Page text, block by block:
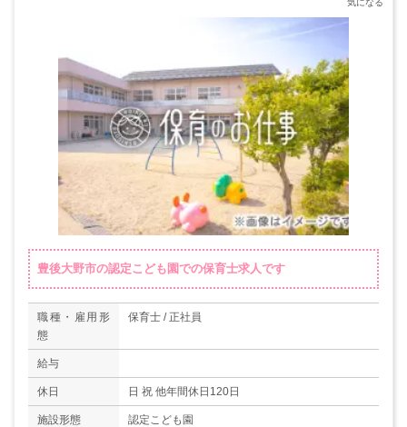
豊後大野市の認定こども園での保育士求人です
職種・雇用形
態
保育士 / 正社員
給与
休日 日 祝 他年間休日120日
施設形態 認定こども園